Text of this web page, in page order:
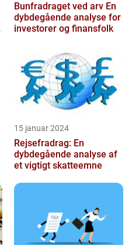
Bunfradraget ved arv En
dybdegående analyse for
investorer og finansfolk
15 januar 2024
Rejsefradrag: En
dybdegående analyse af
et vigtigt skatteemne